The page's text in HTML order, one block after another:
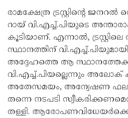
രാമക്ഷേത്ര ട്രസ്റ്റിന്റെ ജനറൽ
റായ് വി.എച്ച്.പിയുടെ
കൂടിയാണ്. എന്നാൽ, ട്രസ്റ്റിലെ
സ്ഥാനത്തിന്
അദ്ദേഹത്തെ ആ സ്ഥാനത്തേക്ക്
വി.എച്ച്.പിയല്ലെന്നും അലോക്
അതേസമയം, അന്വേഷണ
തന്നെ നടപടി
തള്ളി.